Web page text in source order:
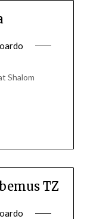
Shalom
TZ